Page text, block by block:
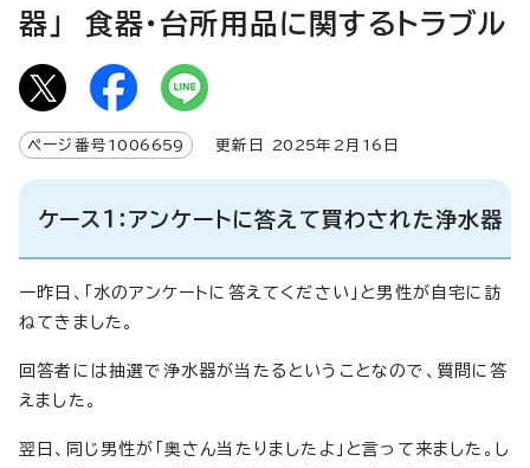
器」 食器・台所用品に関するトラブル
ページ番号 1006659 更新日 2025年2月 16 日
ケース1：アンケートに答えて買わされた浄水器
一昨日、「水のアンケートに答えてください」と男性が自宅に訪
ねてきました。
回答者には抽選で浄水器が当たるということなので、質問に答
えました。
翌日、同じ男性が「奥さん当たりましたよ」と言って来ました。し